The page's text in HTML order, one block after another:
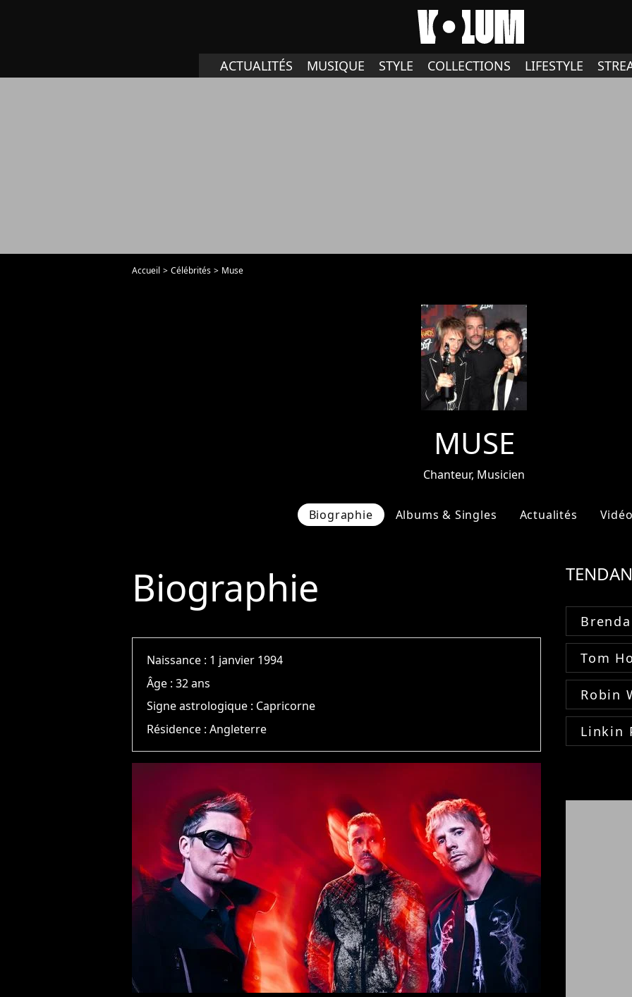
ACTUALITÉS MUSIQUE STYLE COLLECTIONS LIFESTYLE
Accueil Célébrités Muse
MUSE
Chanteur, Musicien
Biographie Albums & Singles Actualités
Biographie
Naissance : 1 janvier 1994
Âge :32 ans
Signe astrologique : Capricorne
Résidence :Angleterre
Tom
Robin
Linkin